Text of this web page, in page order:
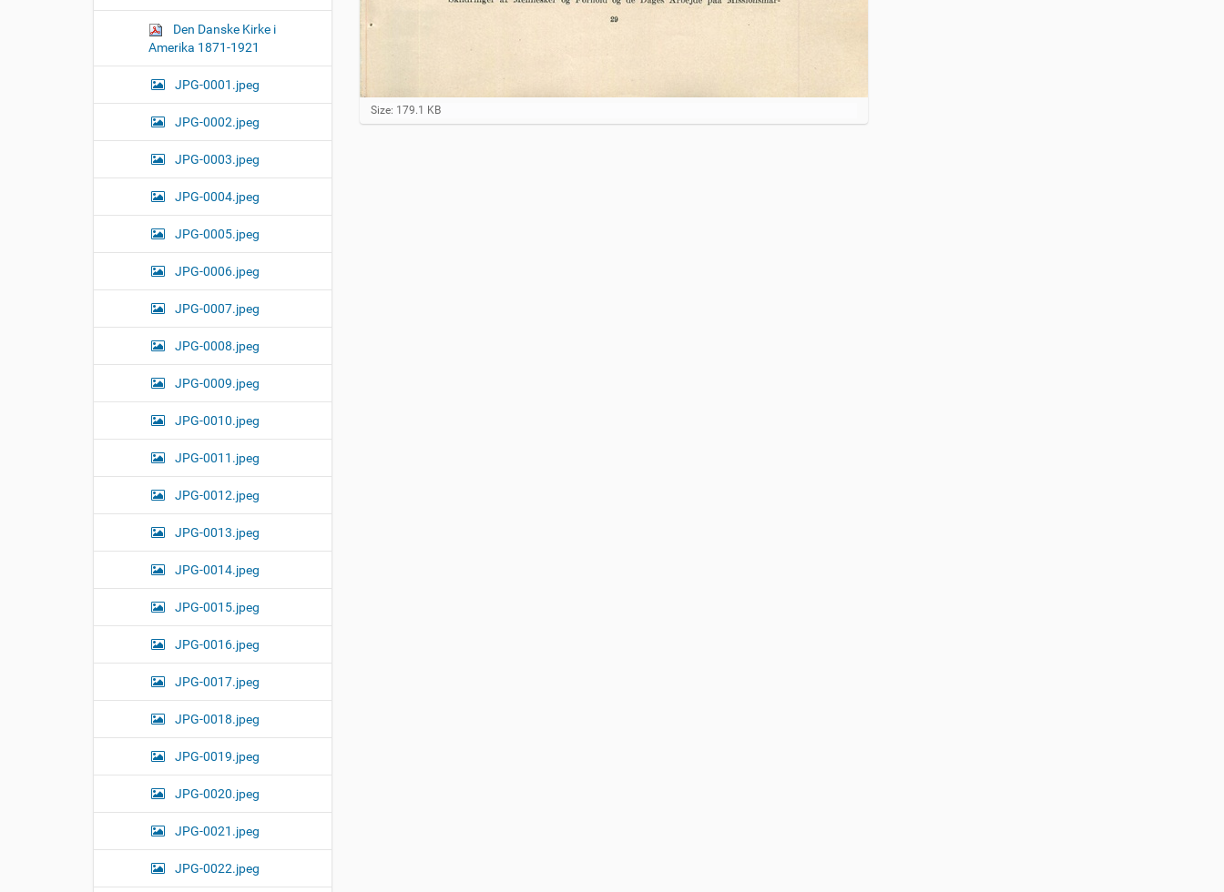
C
l
Size: 179.1 KB
Den Danske Kirke i
Amerika 1871-1921
JPG-0001.jpeg
JPG-0002.jpeg
JPG-0003.jpeg
JPG-0004.jpeg
JPG-0005.jpeg
JPG-0006.jpeg
JPG-0007.jpeg
JPG-0008.jpeg
JPG-0009.jpeg
JPG-0010.jpeg
JPG-0011.jpeg
JPG-0012.jpeg
JPG-0013.jpeg
JPG-0014.jpeg
JPG-0015.jpeg
JPG-0016.jpeg
JPG-0017.jpeg
JPG-0018.jpeg
JPG-0019.jpeg
JPG-0020.jpeg
JPG-0021.jpeg
JPG-0022.jpeg